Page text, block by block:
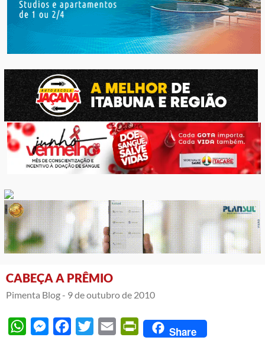
CABEÇA A PRÊMIO
Pimenta Blog - 9 de outubro de 2010
WhatsAppMessengerFacebook
Twitter Email PrintFriendly
Share